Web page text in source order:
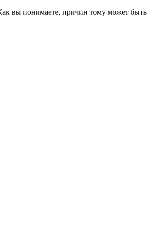
вы понимаете, причин тому может быть